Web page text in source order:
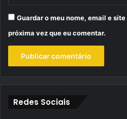
Guardar o meu nome, email e
próxima vez que eu comentar.
Redes Sociais